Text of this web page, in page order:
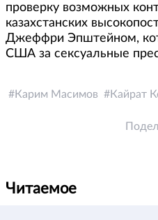
проверку возможных
казахстанских
Джеффри Эпштейном,
США за сексуальные
Карим Масимов Кайрат
Читаемое